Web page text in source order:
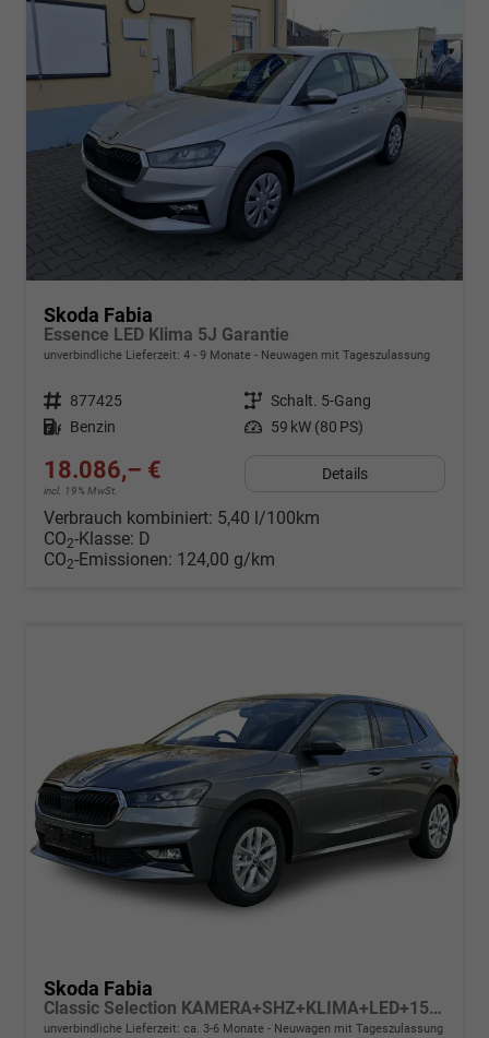
Skoda Fabia
Essence LED Klima 5J Garantie
unverbindliche Lieferzeit: 4 - 9 Monate Neuwagen mit Tageszulassung
Fahrzeugnr. 877425 Getriebe Schalt. 5-Gang
Kraftstoff Benzin Leistung 59 kW (80 PS)
18.086,– €
incl. 19% MwSt.
Details
Verbrauch kombiniert: 5,40 l/100km
CO2-Klasse: D
CO2-Emissionen: 124,00 g/km
Skoda Fabia
Classic Selection KAMERA+SHZ+KLIMA+LED+15" LM+SMARTLINK
unverbindliche Lieferzeit: ca. 3-6 Monate Neuwagen mit Tageszulassung